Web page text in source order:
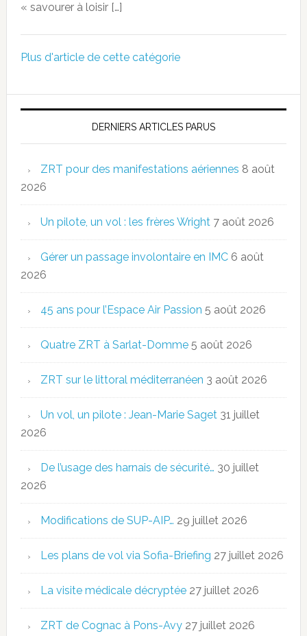
« savourer à loisir […]
Plus d'article de cette catégorie
DERNIERS ARTICLES PARUS
ZRT pour des manifestations aériennes 8 août
2026
Un pilote, un vol : les frères Wright 7 août 2026
Gérer un passage involontaire en IMC 6 août
2026
45 ans pour l’Espace Air Passion 5 août 2026
Quatre ZRT à Sarlat-Domme 5 août 2026
ZRT sur le littoral méditerranéen 3 août 2026
Un vol, un pilote : Jean-Marie Saget 31 juillet
2026
De l’usage des harnais de sécurité… 30 juillet
2026
Modifications de SUP-AIP… 29 juillet 2026
Les plans de vol via Sofia-Briefing 27 juillet 2026
La visite médicale décryptée 27 juillet 2026
ZRT de Cognac à Pons-Avy 27 juillet 2026